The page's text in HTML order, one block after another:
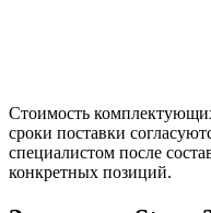
Стоимость
сроки поставки
специалистом после
конкретных позиций.